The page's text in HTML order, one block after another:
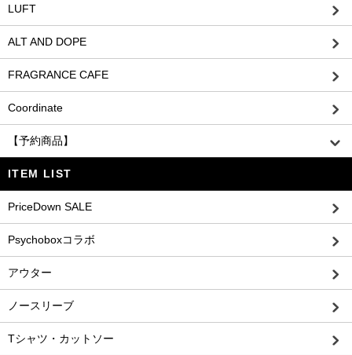
LUFT
ALT AND DOPE
FRAGRANCE CAFE
Coordinate
【予約商品】
ITEM LIST
PriceDown SALE
Psychoboxコラボ
アウター
ノースリーブ
Tシャツ・カットソー